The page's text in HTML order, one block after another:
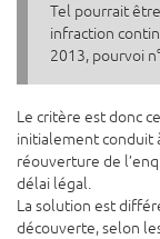
Tel pourrait
infraction
2013, pourvoi n°
Le critère est donc
initialement conduit
réouverture de
délai légal.
La solution est
découverte, selon